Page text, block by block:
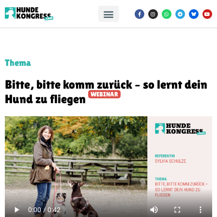
Thema
Bitte, bitte komm zurück – so lernt dein
Hund zu fliegen
WEBINAR